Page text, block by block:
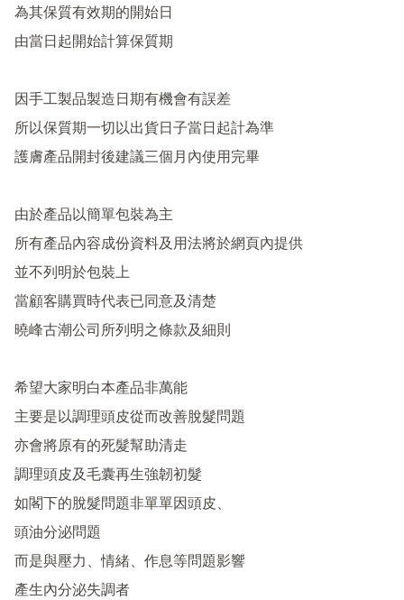
為其保質有效期的開始日
由當日起開始計算保質期
因手工製品製造日期有機會有誤差
所以保質期一切以出貨日子當日起計為準
護膚產品開封後建議三個月內使用完畢
由於產品以簡單包裝為主
所有產品內容成份資料及用法將於網頁內提供
並不列明於包裝上
當顧客購買時代表已同意及清楚
曉峰古潮公司所列明之條款及細則
希望大家明白本產品非萬能
主要是以調理頭皮從而改善脫髮問題
亦會將原有的死髮幫助清走
調理頭皮及毛囊再生強韌初髮
如閣下的脫髮問題非單單因頭皮、
頭油分泌問題
而是與壓力、情緒、作息等問題影響
產生內分泌失調者